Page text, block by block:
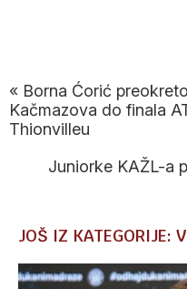
« Borna Ćorić
Kačmazova do finala
Thionvilleu
Juniorke KAŽL-a
JOŠ IZ KATEGORIJE: